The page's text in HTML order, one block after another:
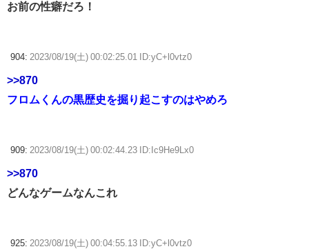
お前の性癖だろ！
904: 2023/08/19(土) 00:02:25.01 ID:yC+l0vtz0
>>870
フロムくんの黒歴史を掘り起こすのはやめろ
909: 2023/08/19(土) 00:02:44.23 ID:Ic9He9Lx0
>>870
どんなゲームなんこれ
925: 2023/08/19(土) 00:04:55.13 ID:yC+l0vtz0